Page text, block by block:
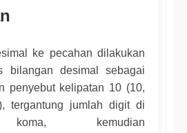
ke pecahan dilakukan
bilangan desimal sebagai
penyebut kelipatan 10 (10,
tergantung jumlah digit di
koma, kemudian